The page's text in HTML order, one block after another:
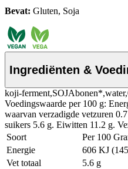
Bevat: Gluten, Soja
Ingrediënten &
koji-
Voedingswaarde per 100 g:
waarvan verzadigde vetzuren
suikers 5.6 g. Eiwitten 11.2 g.
Soort
Per 100
Energie
606 KJ
Vet totaal
5.6 g